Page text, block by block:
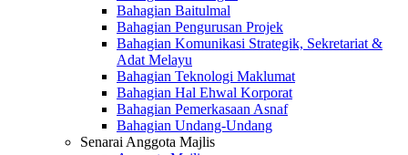
Bahagian Baitulmal
Bahagian Pengurusan Projek
Bahagian Komunikasi Strategik, Sekretariat &
Adat Melayu
Bahagian Teknologi Maklumat
Bahagian Hal Ehwal Korporat
Bahagian Pemerkasaan Asnaf
Bahagian Undang-Undang
Senarai Anggota Majlis